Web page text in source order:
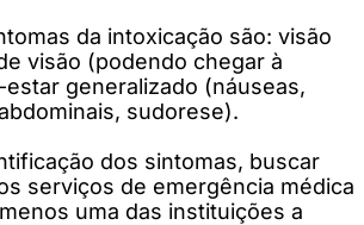
da intoxicação são: visão
visão (podendo chegar à
generalizado (náuseas,
sudorese).
dos sintomas, buscar
serviços de emergência médica
uma das instituições a